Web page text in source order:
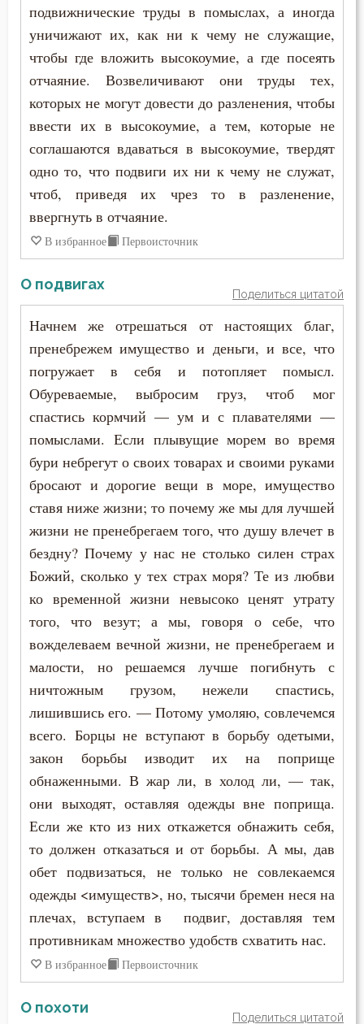
подвижнические труды в помыслах, а иногда
уничижают их, как ни к чему не служащие,
чтобы где вложить высокоумие, а где посеять
отчаяние. Возвеличивают они труды тех,
которых не могут довести до разленения, чтобы
ввести их в высокоумие, а тем, которые не
соглашаются вдаваться в высокоумие, твердят
одно то, что подвиги их ни к чему не служат,
чтоб, приведя их чрез то в разленение,
ввергнуть в отчаяние.
В избранное Первоисточник
О подвигах
Поделиться цитатой
Начнем же отрешаться от настоящих благ,
пренебрежем имущество и деньги, и все, что
погружает в себя и потопляет помысл.
Обуреваемые, выбросим груз, чтоб мог
спастись кормчий — ум и с плавателями —
помыслами. Если плывущие морем во время
бури небрегут о своих товарах и своими руками
бросают и дорогие вещи в море, имущество
ставя ниже жизни; то почему же мы для лучшей
жизни не пренебрегаем того, что душу влечет в
бездну? Почему у нас не столько силен страх
Божий, сколько у тех страх моря? Те из любви
ко временной жизни невысоко ценят утрату
того, что везут; а мы, говоря о себе, что
вожделеваем вечной жизни, не пренебрегаем и
малости, но решаемся лучше погибнуть с
ничтожным грузом, нежели спастись,
лишившись его. — Потому умоляю, совлечемся
всего. Борцы не вступают в борьбу одетыми,
закон борьбы изводит их на поприще
обнаженными. В жар ли, в холод ли, — так,
они выходят, оставляя одежды вне поприща.
Если же кто из них откажется обнажить себя,
то должен отказаться и от борьбы. А мы, дав
обет подвизаться, не только не совлекаемся
одежды <имуществ>, но, тысячи бремен неся на
плечах, вступаем в подвиг, доставляя тем
противникам множество удобств схватить нас.
В избранное Первоисточник
О похоти
Поделиться цитатой